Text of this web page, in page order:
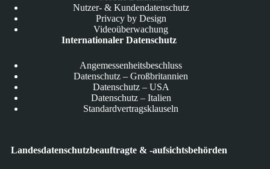
Nutzer- & Kundendatenschutz
Privacy by Design
Videoüberwachung
Internationaler Datenschutz
Angemessenheitsbeschluss
Datenschutz – Großbritannien
Datenschutz – USA
Datenschutz – Italien
Standardvertragsklauseln
Landesdatenschutzbeauftragte & -aufsichtsbehörden